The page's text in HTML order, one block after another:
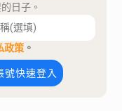
日子。
政策 。
快速登入